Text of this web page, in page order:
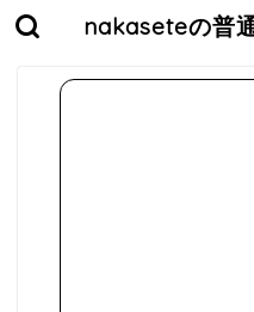
nakaseteの普